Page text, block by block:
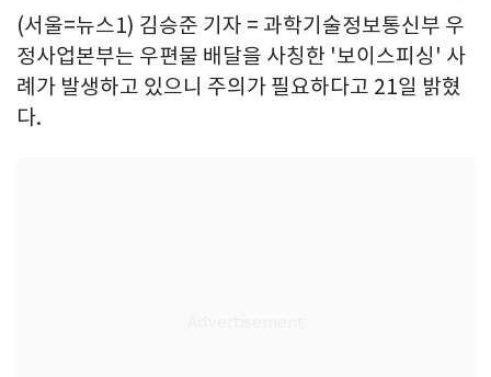
(서울=뉴스1) 김승준 기자 = 과학기술정보통신부 우
정사업본부는 우편물 배달을 사칭한 '보이스피싱' 사
례가 발생하고 있으니 주의가 필요하다고 21일 밝혔
다.